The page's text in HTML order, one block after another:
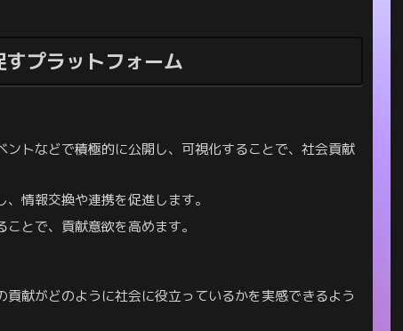
プラットフォーム
トなどで積極的に公開し、可視化することで、社会貢献
情報交換や連携を促進します。
とで、貢献意欲を高めます。
献がどのように社会に役立っているかを実感できるよう